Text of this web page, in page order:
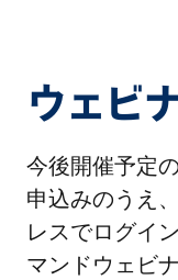
ウェビ
今後開催予定
申込みのうえ
レスでログイ
マンドウェビ